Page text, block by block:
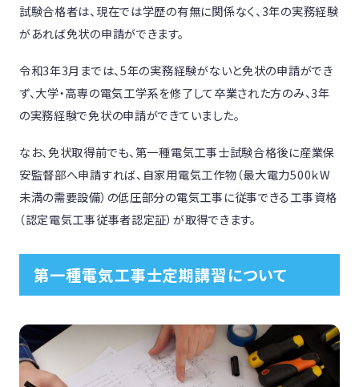
試験合格者は、現在では学歴の有無に関係なく、3年の実務経験
があれば免状の申請ができます。
令和3年3月までは、5年の実務経験がないと免状の申請ができ
ず、大学・高専の電気工学系を修了して卒業された方のみ、3年
の実務経験で免状の申請ができていました。
なお、免状取得前でも、第一種電気工事士試験合格後に産業保
安監督部へ申請すれば、⾃家⽤電気工作物（最大電力500ｋW
未満の需要設備）の低圧部分の電気工事に従事できる工事資格
（認定電気工事従事者認定証）が取得できます。
第一種電気工事士定期講習について